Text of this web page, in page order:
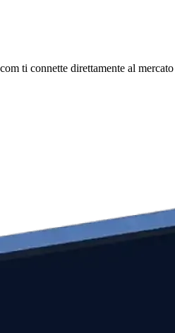
ti connette direttamente al